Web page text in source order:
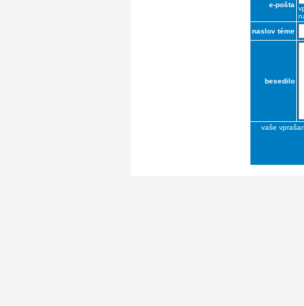
e-pošta
naslov téme
besedilo
vaše